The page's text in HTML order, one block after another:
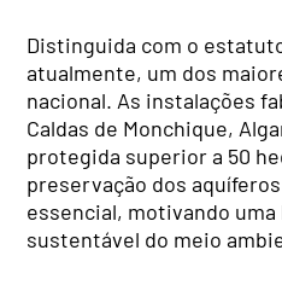
Distinguida com o
atualmente, um dos
nacional. As instalações
Caldas de Monchique,
protegida superior a 50
preservação dos
essencial, motivando
sustentável do meio